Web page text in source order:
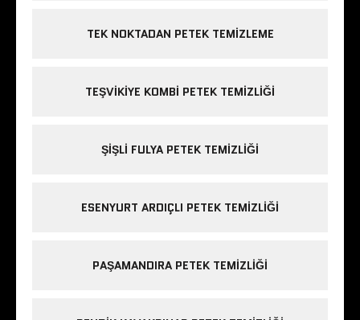
TEK NOKTADAN PETEK TEMIZLEME
TEŞVIKIYE KOMBI PETEK TEMIZLIĞI
ŞIŞLI FULYA PETEK TEMIZLIĞI
ESENYURT ARDIÇLI PETEK TEMIZLIĞI
PAŞAMANDIRA PETEK TEMIZLIĞI